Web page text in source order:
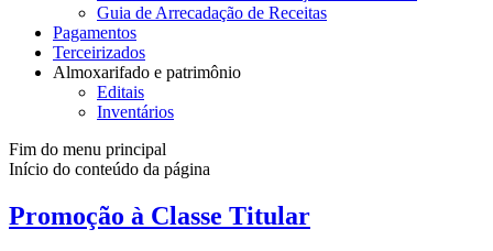
Guia de Arrecadação de Receitas
Pagamentos
Terceirizados
Almoxarifado e patrimônio
Editais
Inventários
Fim do menu principal
Início do conteúdo da página
Promoção à Classe Titular